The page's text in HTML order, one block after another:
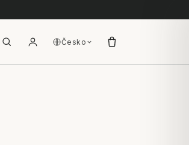
Česko